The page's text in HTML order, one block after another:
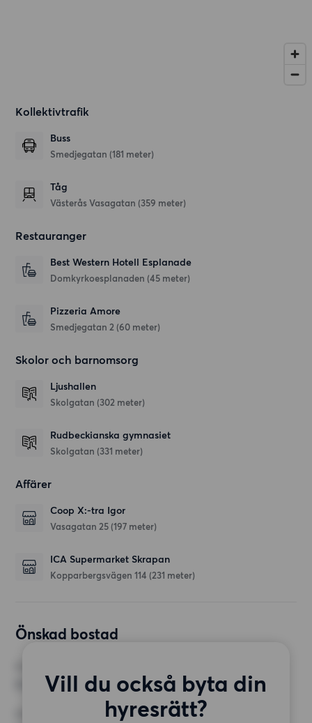
Kollektivtrafik
Buss
Smedjegatan (181 meter)
Tåg
Västerås Vasagatan (359 meter)
Restauranger
Best Western Hotell Esplanade
Domkyrkoesplanaden (45 meter)
Pizzeria Amore
Smedjegatan 2 (60 meter)
Skolor och barnomsorg
Ljushallen
Skolgatan (302 meter)
Rudbeckianska gymnasiet
Skolgatan (331 meter)
Affärer
Coop X:-tra Igor
Vasagatan 25 (197 meter)
ICA Supermarket Skrapan
Kopparbergsvägen 114 (231 meter)
Önskad bostad
Vill du också byta din
hyresrätt?
MINST ANTAL KVADRATMETER